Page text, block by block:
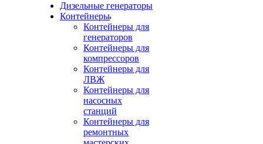
Дизельные генераторы
Контейнеры
Контейнеры для
генераторов
Контейнеры для
компрессоров
Контейнеры для
ЛВЖ
Контейнеры для
насосных
станций
Контейнеры для
ремонтных